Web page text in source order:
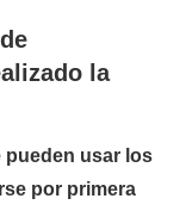
la
pueden usar los
por primera